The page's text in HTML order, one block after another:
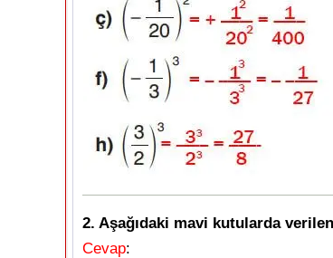
2. Aşağıdaki mavi kutularda
Cevap: